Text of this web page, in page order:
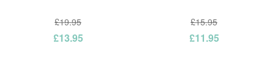
£19.95
£13.95
£15.95
£11.95